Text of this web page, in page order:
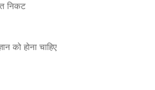
निकट
को होना चाहिए